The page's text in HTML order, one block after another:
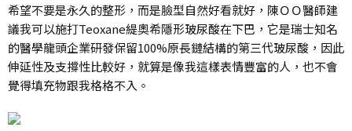
希望不要是永久的整形，而是臉型自然好看就好，陳ＯＯ醫師建
議我可以施打Teoxane緹奧希隱形玻尿酸在下巴，它是瑞士知名
的醫學龍頭企業研發保留100%原長鏈結構的第三代玻尿酸，因此
伸延性及支撐性比較好，就算是像我這樣表情豐富的人，也不會
覺得填充物跟我格格不入。